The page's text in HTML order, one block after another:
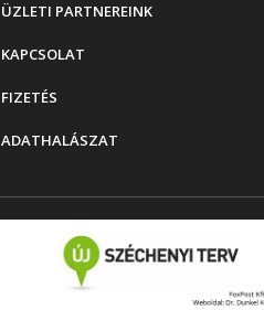
ÜZLETI PARTNEREINK
KAPCSOLAT
FIZETÉS
ADATHALÁSZAT